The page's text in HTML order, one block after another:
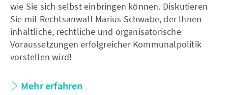
wie Sie sich selbst einbringen können. Diskutieren
Sie mit Rechtsanwalt Marius Schwabe, der Ihnen
inhaltliche, rechtliche und organisatorische
Voraussetzungen erfolgreicher Kommunalpolitik
vorstellen wird!
Mehr erfahren